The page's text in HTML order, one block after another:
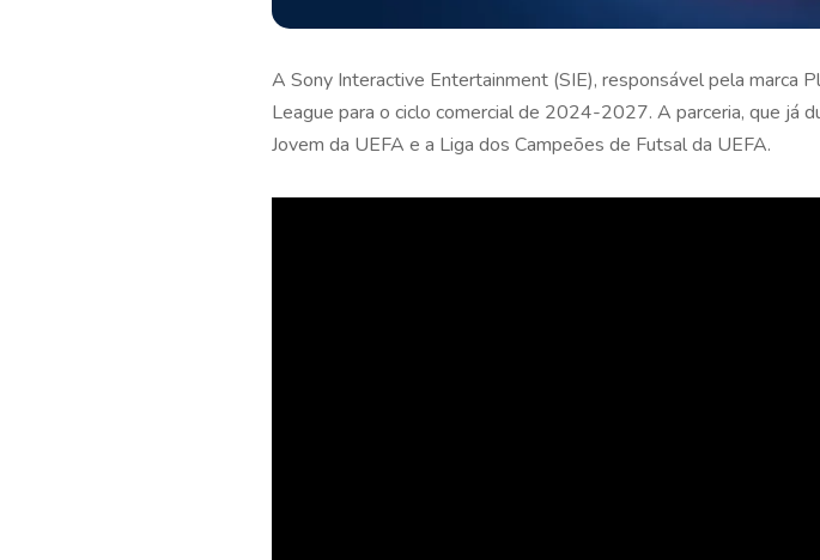
A Sony Interactive Entertainment (SIE), responsável pela marca
League para o ciclo comercial de 2024-2027. A parceria, que já
Jovem da UEFA e a Liga dos Campeões de Futsal da UEFA.